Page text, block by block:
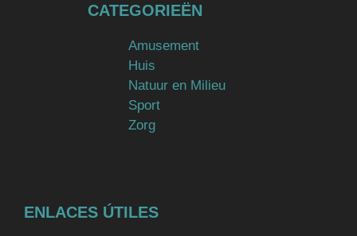
CATEGORIEËN
Amusement
Huis
Natuur en Milieu
Sport
Zorg
ENLACES ÚTILES